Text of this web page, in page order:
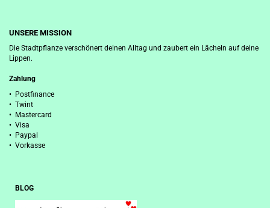
UNSERE MISSION
Die Stadtpflanze verschönert deinen Alltag und zaubert ein Lächeln auf deine
Lippen.
Zahlung
• Postfinance
• Twint
• Mastercard
• Visa
• Paypal
• Vorkasse
BLOG